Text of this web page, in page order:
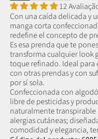
12
Con una caída delicada y
manga corta
redefine el concepto de
Es esa prenda que te
transforma cualquier look
toque refinado. Ideal para
con otras prendas y con
por sí sola.
Confeccionada con
libre de pesticidas y
naturalmente transpirable
alergias cutáneas;
comodidad y elegancia,